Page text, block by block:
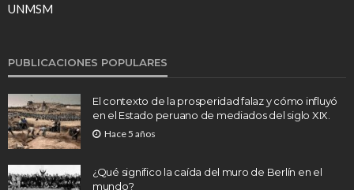
UNMSM
PUBLICACIONES POPULARES
El contexto de la prosperidad falaz y cómo influyó
en el Estado peruano de mediados del siglo XIX.
Hace 5 años
¿Qué significo la caída del muro de Berlín en el
mundo?